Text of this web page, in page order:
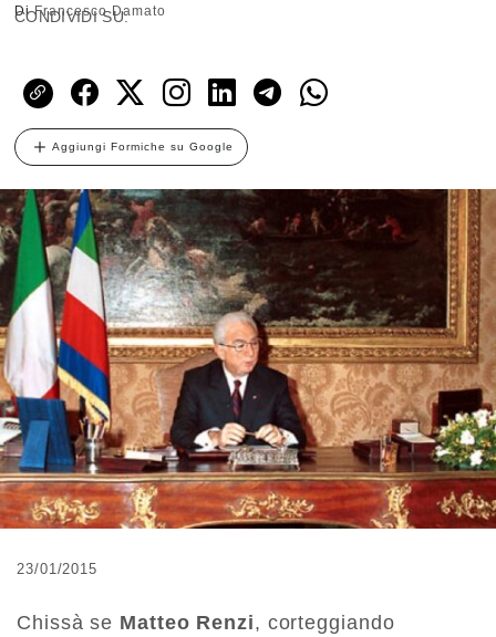
DiFrancesco Damato
CONDIVIDI SU:
Aggiungi Formiche su Google
23/01/2015
Chissà se Matteo Renzi, corteggiando